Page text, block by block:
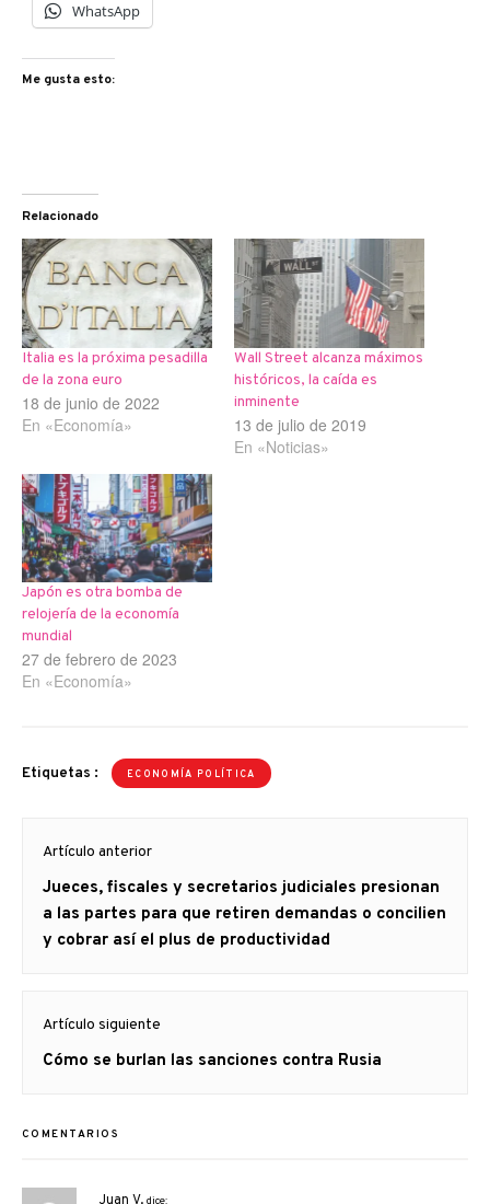
WhatsApp
Me gusta esto:
Relacionado
Italia es la próxima pesadilla
de la zona euro
18 de junio de 2022
En «Economía»
Wall Street alcanza máximos
históricos, la caída es
inminente
13 de julio de 2019
En «Noticias»
Japón es otra bomba de
relojería de la economía
mundial
27 de febrero de 2023
En «Economía»
Etiquetas : ECONOMÍA POLÍTICA
de
entradas
Artículo anterior
Artículo
anterior
Jueces, fiscales y secretarios judiciales presionan
a las partes para que retiren demandas o concilien
y cobrar así el plus de productividad
Artículo siguiente
Artículo
Cómo se burlan las sanciones contra Rusia
COMENTARIOS